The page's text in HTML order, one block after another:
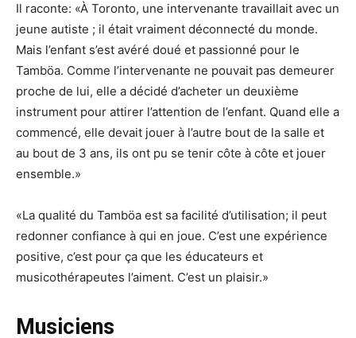
Il raconte: «À Toronto, une intervenante travaillait avec un
jeune autiste ; il était vraiment déconnecté du monde.
Mais l’enfant s’est avéré doué et passionné pour le
Tamböa. Comme l’intervenante ne pouvait pas demeurer
proche de lui, elle a décidé d’acheter un deuxième
instrument pour attirer l’attention de l’enfant. Quand elle a
commencé, elle devait jouer à l’autre bout de la salle et
au bout de 3 ans, ils ont pu se tenir côte à côte et jouer
ensemble.»
«La qualité du Tamböa est sa facilité d’utilisation; il peut
redonner confiance à qui en joue. C’est une expérience
positive, c’est pour ça que les éducateurs et
musicothérapeutes l’aiment. C’est un plaisir.»
Musiciens